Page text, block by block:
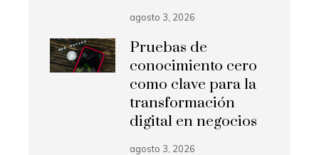
agosto 3, 2026
Pruebas de
conocimiento cero
como clave para la
transformación
digital en negocios
agosto 3, 2026